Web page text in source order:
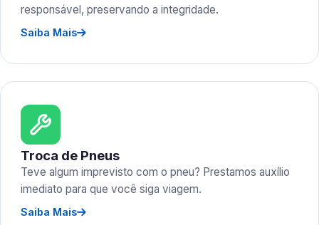
responsável, preservando a integridade.
Saiba Mais
Troca de Pneus
Teve algum imprevisto com o pneu? Prestamos auxílio
imediato para que você siga viagem.
Saiba Mais